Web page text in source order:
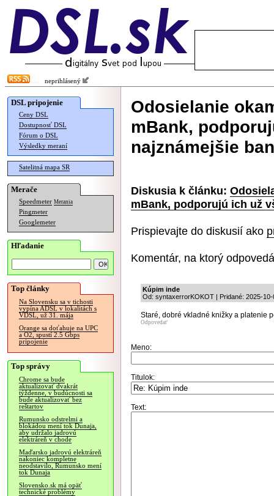
neprihlásený
DSL pripojenie
Ceny DSL
Dostupnosť DSL
Fórum o DSL
Výsledky meraní
Satelitná mapa SR
Merače
Speedmeter Merania
Pingmeter
Googlemeter
Hľadanie
Top články
Na Slovensku sa v tichosti
vypína ADSL v lokalitách s
VDSL, už 31. mája
Orange sa doťahuje na UPC
a O2, spustí 2.5 Gbps
pripojenie
Top správy
Chrome sa bude
aktualizovať dvakrát
týždenne, v budúcnosti sa
bude aktualizovať bez
reštartov
Rumunsko odstrelmi a
blokádou mení tok Dunaja,
aby udržalo jadrovú
elektráreň v chode
Maďarsko jadrovú elektráreň
nakoniec kompletne
neodstavilo, Rumunsko mení
tok Dunaja
Slovensko.sk má opäť
technické problémy
Odosielanie
mBank,
najznámejšie
Diskusia k článku:
mBank, podporujú ich už
Prispievajte do diskusií ako
Komentár, na ktorý
Kúpim inde
Od: syntaxerrorKOKOT | Pridané: 2025-10-
Staré, dobré vkladné knižky a platenie
Odpovedať
Meno:
Titulok:
Text: